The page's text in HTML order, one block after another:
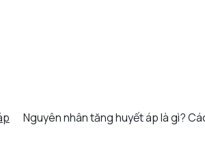
Nguyên nhân tăng huyết áp là gì?